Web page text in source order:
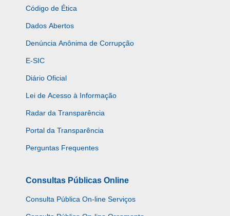
Código de Ética
Dados Abertos
Denúncia Anônima de Corrupção
E-SIC
Diário Oficial
Lei de Acesso à Informação
Radar da Transparência
Portal da Transparência
Perguntas Frequentes
Consultas Públicas Online
Consulta Pública On-line Serviços